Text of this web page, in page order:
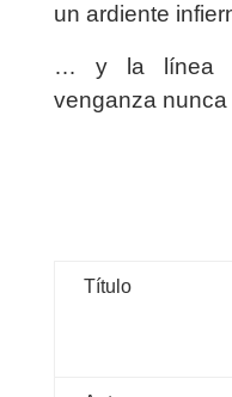
un ardiente
… y la línea
venganza
Título